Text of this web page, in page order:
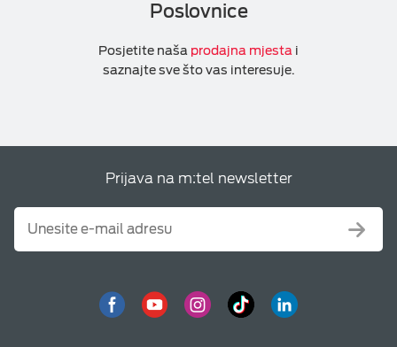
Poslovnice
Posjetite naša prodajna mjesta i
saznajte sve što vas interesuje.
Prijava na m:tel newsletter